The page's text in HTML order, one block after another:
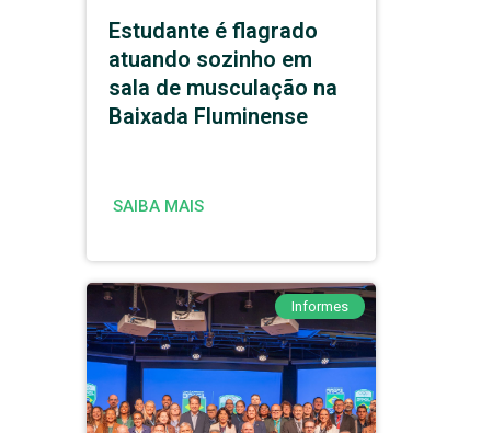
Estudante é flagrado
atuando sozinho em
sala de musculação na
Baixada Fluminense
SAIBA MAIS
Informes